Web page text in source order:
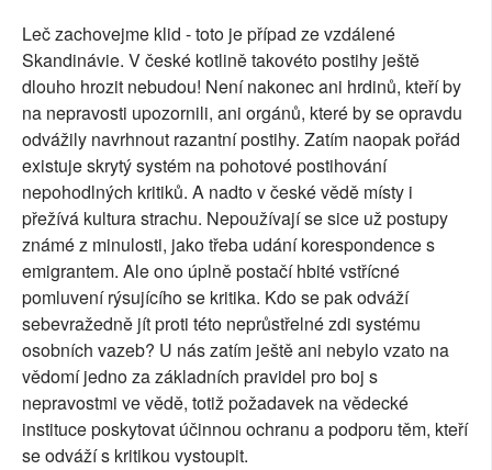
Leč zachovejme klid - toto je případ ze vzdálené
Skandinávie. V české kotlině takovéto postihy ještě
dlouho hrozit nebudou! Není nakonec ani hrdinů, kteří by
na nepravosti upozornili, ani orgánů, které by se opravdu
odvážily navrhnout razantní postihy. Zatím naopak pořád
existuje skrytý systém na pohotové postihování
nepohodlných kritiků. A nadto v české vědě místy i
přežívá kultura strachu. Nepoužívají se sice už postupy
známé z minulosti, jako třeba udání korespondence s
emigrantem. Ale ono úplně postačí hbité vstřícné
pomluvení rýsujícího se kritika. Kdo se pak odváží
sebevražedně jít proti této neprůstřelné zdi systému
osobních vazeb? U nás zatím ještě ani nebylo vzato na
vědomí jedno za základních pravidel pro boj s
nepravostmi ve vědě, totiž požadavek na vědecké
instituce poskytovat účinnou ochranu a podporu těm, kteří
se odváží s kritikou vystoupit.